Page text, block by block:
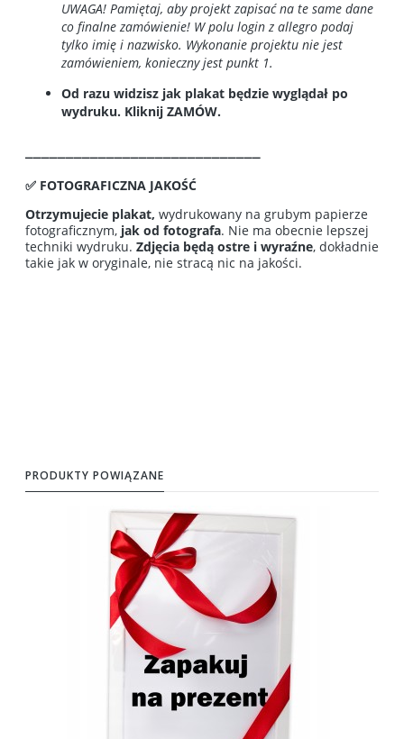
UWAGA! Pamiętaj, aby projekt zapisać na te same dane
co finalne zamówienie! W polu login z allegro podaj
tylko imię i nazwisko. Wykonanie projektu nie jest
zamówieniem, konieczny jest punkt 1.
Od razu widzisz jak plakat będzie wyglądał po
wydruku. Kliknij ZAMÓW.
✅ FOTOGRAFICZNA JAKOŚĆ
Otrzymujecie plakat, wydrukowany na grubym papierze
fotograficznym, jak od fotografa. Nie ma obecnie lepszej
techniki wydruku. Zdjęcia będą ostre i wyraźne, dokładnie
takie jak w oryginale, nie stracą nic na jakości.
PRODUKTY POWIĄZANE